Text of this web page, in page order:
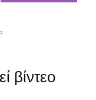
βίντεο